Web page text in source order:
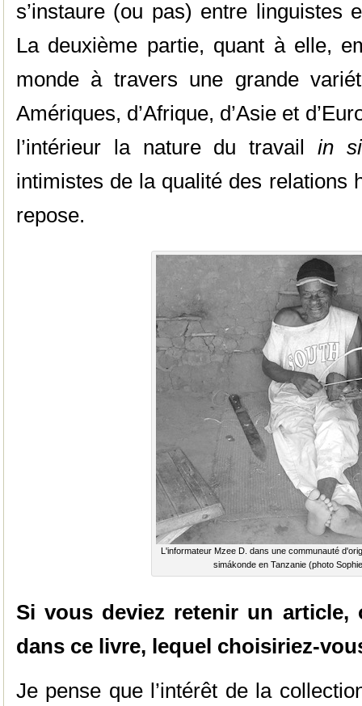
s’instaure (ou pas) entre linguistes
La deuxième partie, quant à elle,
monde à travers une grande
Amériques, d’Afrique, d’Asie et
l’intérieur la nature du travail in
intimistes de la qualité des relations
repose.
L'informateur Mzee D. dans une communauté
simákonde en Tanzanie (photo
Si vous deviez retenir un
dans ce livre, lequel choisiriez-
Je pense que l’intérêt de la